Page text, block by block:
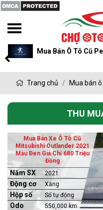
Mua Bán Ô Tô Cũ
Trang chủ Mua bán
THU
Mua Bán Xe Ô Tô Cũ
Mitsubishi Outlander 2021
Màu Đen Giá Chỉ 680 Triệu
Đồng
Năm SX 2021
Động cơ Xăng
Hộp số Số tự động
Odo 550,000 km